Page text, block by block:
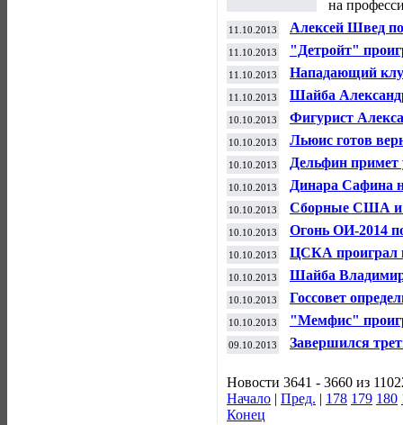
на
11.10.2013
Алексей Швед
предсезонном
11.10.2013
"Детройт"
чемпионата НХЛ
11.10.2013
Нападающий
пропустит два
11.10.2013
Шайба
поражения в
10.10.2013
Фигурист
пропустить
10.10.2013 Льюис готов
10.10.2013
Дельфин примет
Сочи-2014
10.10.2013
Динара Сафина
завершении
10.10.2013
Сборные США и
матч в
10.10.2013
Огонь ОИ-2014
Московской
10.10.2013
ЦСКА проиграл
выставочном
10.10.2013
Шайба
победить
10.10.2013
Госсовет
в России
10.10.2013
"Мемфис"
НБА
09.10.2013
Завершился
Новости 3641 - 3660 из
Начало | Пред. | 178 179 180
Конец